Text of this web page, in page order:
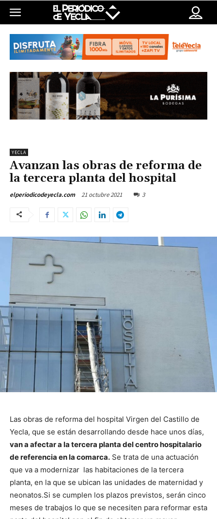
YECLA
Avanzan las obras de reforma de
la tercera planta del hospital
elperiodicodeyecla.com 21 octubre 2021 3
Las obras de reforma del hospital Virgen del Castillo de
Yecla, que se están desarrollando desde hace unos días,
van a afectar a la tercera planta del centro hospitalario
de referencia en la comarca. Se trata de una actuación
que va a modernizar las habitaciones de la tercera
planta, en la que se ubican las unidades de maternidad y
neonatos.Si se cumplen los plazos previstos, serán cinco
meses de trabajos lo que se necesiten para reformar esta